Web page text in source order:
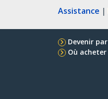
Assistance |
Devenir
Où acheter